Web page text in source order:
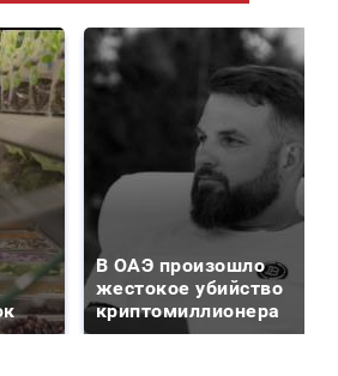
В ОАЭ произошло
жестокое убийство
криптомиллионера